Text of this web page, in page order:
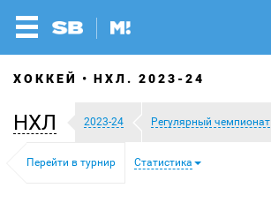
ХОККЕЙ НХЛ. 2023-24
НХЛ 2023-24 Регулярный чемпионат
Перейти в турнир Статистика